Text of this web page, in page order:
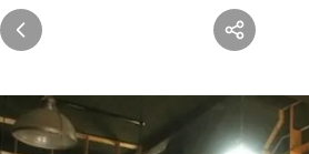
クリシェカフェ は
この店舗は現在営業していません。以下の